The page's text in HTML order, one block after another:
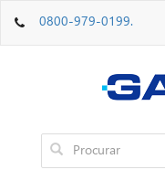
0800-979-0199.